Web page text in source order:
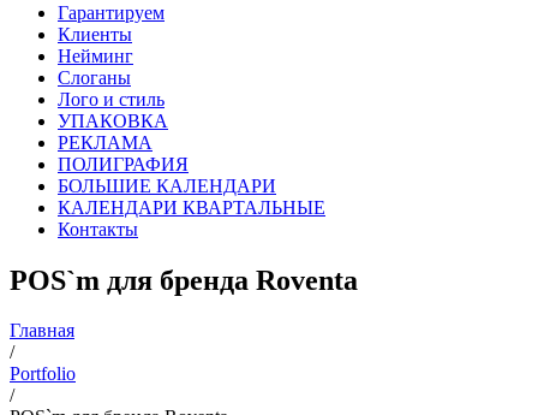
Гарантируем
Клиенты
Нейминг
Слоганы
Лого и стиль
УПАКОВКА
РЕКЛАМА
ПОЛИГРАФИЯ
БОЛЬШИЕ КАЛЕНДАРИ
КАЛЕНДАРИ КВАРТАЛЬНЫЕ
Контакты
POS`m для бренда Roventa
Главная
/
Portfolio
/